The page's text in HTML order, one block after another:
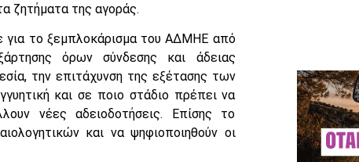
ζητήματα της αγοράς.
για το ξεμπλοκάρισμα του ΑΔΜΗΕ από
όρων σύνδεσης και άδειας
την επιτάχυνση της εξέτασης των
και σε ποιο στάδιο πρέπει να
νέες αδειοδοτήσεις. Επίσης το
και να ψηφιοποιηθούν οι